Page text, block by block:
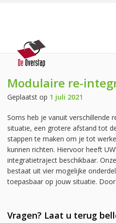
Modulaire re-
Geplaatst op 1 juli 2021
Soms heb je vanuit verschillende
situatie, een grotere afstand tot
stappen te maken om je tot
kunnen richten. Hiervoor heeft
integratietraject beschikbaar.
bestaat uit vier mogelijke
toepasbaar op jouw situatie.
Vragen? Laat u terug